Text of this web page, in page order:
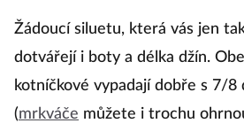
Žádoucí siluetu, která vás jen
dotvářejí i boty a délka džín.
kotníčkové vypadají dobře s 7/8
(mrkváče můžete i trochu